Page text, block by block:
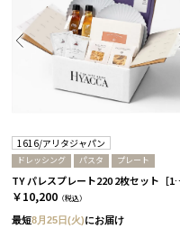
1616/アリタジャパン
ドレッシング パスタ プレート
TY パレスプレート220 2枚
￥10,200 （税込）
最短8月25日(火)にお届け